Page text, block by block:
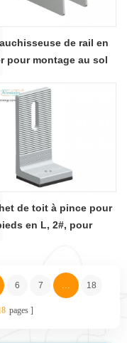
de rail en
pour montage au sol
de toit à pince pour
en L, 2#, pour
6 7 ... 18
pages